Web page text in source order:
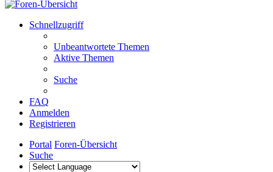
Schnellzugriff
Unbeantwortete Themen
Aktive Themen
Suche
FAQ
Anmelden
Registrieren
Portal Foren-Übersicht
Suche